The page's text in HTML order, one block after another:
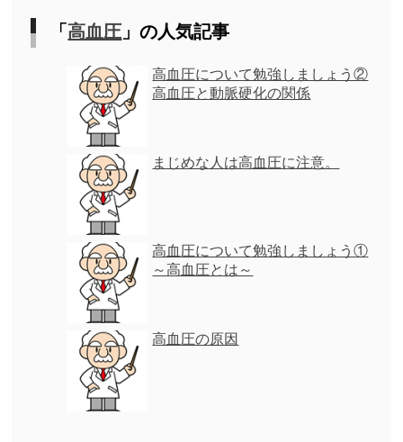
「高血圧 」の人気記事
高血圧について勉強しましょう②
高血圧と動脈硬化の関係
まじめな人は高血圧に注意。
高血圧について勉強しましょう①
～高血圧とは～
高血圧の原因